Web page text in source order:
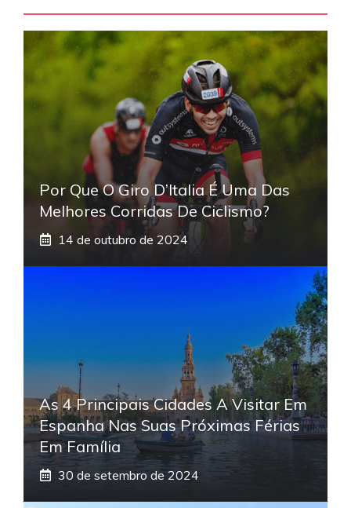
Por Que O Giro D’Italia É Uma Das
Melhores Corridas De Ciclismo?
14 de outubro de 2024
As 4 Principais Cidades A Visitar Em
Espanha Nas Suas Próximas Férias
Em Família
30 de setembro de 2024